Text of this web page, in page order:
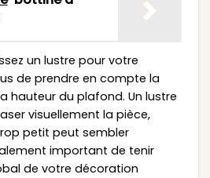
un lustre pour votre
de prendre en compte la
hauteur du plafond. Un lustre
visuellement la pièce,
petit peut sembler
important de tenir
de votre décoration